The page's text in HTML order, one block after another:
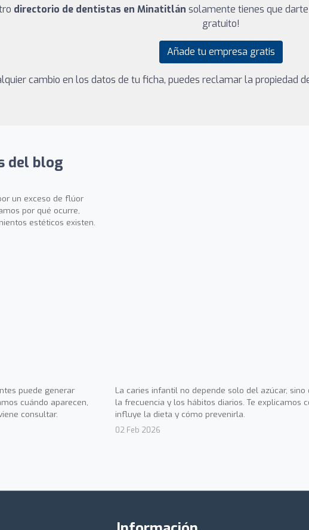
directorio de dentistas en Minatitlán solamente tienes que
gratuito!
Añade tu empresa gratis
cambio en los datos de tu ficha, puedes reclamar la propiedad
del blog
un exceso de flúor
por qué ocurre,
estéticos existen.
puede generar
cuándo aparecen,
consultar.
La caries infantil no depende solo del azúcar, sino
la frecuencia y los hábitos diarios. Te explicamos
influye la dieta y cómo prevenirla.
02 Feb 2026